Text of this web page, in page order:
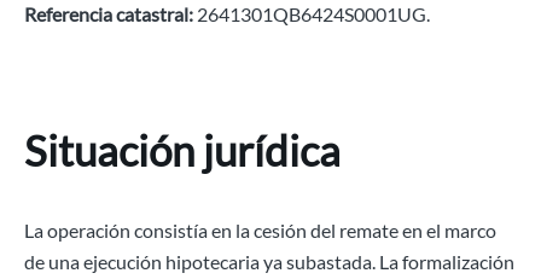
Referencia catastral: 2641301QB6424S0001UG.
Situación jurídica
La operación consistía en la cesión del remate en el marco
de una ejecución hipotecaria ya subastada. La formalización